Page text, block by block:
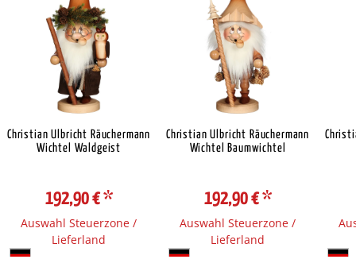
Christian Ulbricht Räuchermann
Wichtel Waldgeist
192,90 €*
Auswahl Steuerzone /
Lieferland
Christian Ulbricht Räuchermann
Wichtel Baumwichtel
192,90 €*
Auswahl Steuerzone /
Lieferland